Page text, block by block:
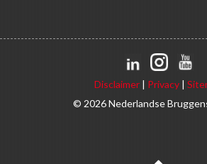
Disclaimer | Privacy |
© 2026 Nederlandse